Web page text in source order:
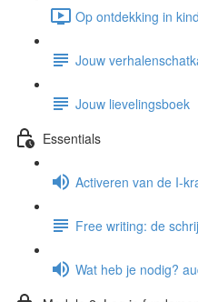
Op ontdekking in
Jouw
Jouw lievelingsboek
Essentials
Activeren van de I-
Free writing: de
Wat heb je nodig?